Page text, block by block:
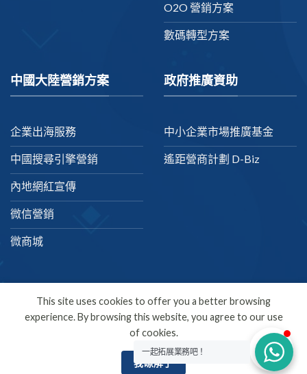
O2O 營銷方案
數碼轉型方案
中國大陸營銷方案
企業出海服務
中國搜尋引擎營銷
內地網紅宣傳
微信營銷
微商城
政府推廣資助
中小企業市場推廣基金
遙距營商計劃 D-Biz
繁體中文
Copyright 2026 ©SDMC
SEO公司 | 數碼營銷 | 網上營銷
一起拓展業務吧！
This site uses cookies to offer you a better browsing
experience. By browsing this website, you agree to our use
of cookies.
我瞭解了